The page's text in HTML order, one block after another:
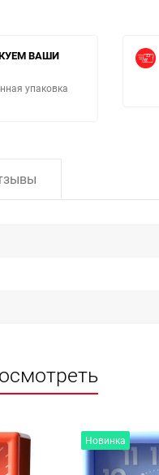
ВАШИ
упаковка
Новинка